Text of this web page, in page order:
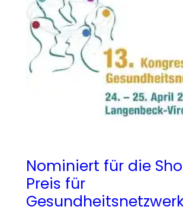
Nominiert für die
Preis für